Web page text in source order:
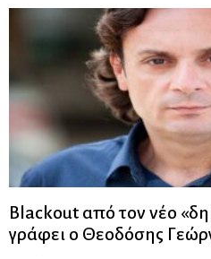
Blackout από τον νέο
γράφει ο Θεοδόσης